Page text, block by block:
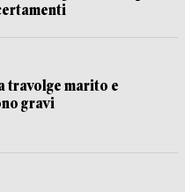
travolge marito e
gravi